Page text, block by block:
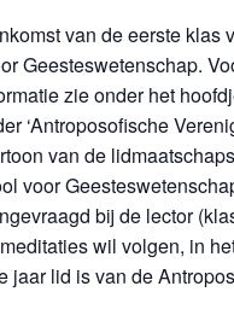
van de eerste klas
Geesteswetenschap.
zie onder het
‘Antroposofische
van de
voor
bij de lector
wil volgen, in
jaar lid is van de